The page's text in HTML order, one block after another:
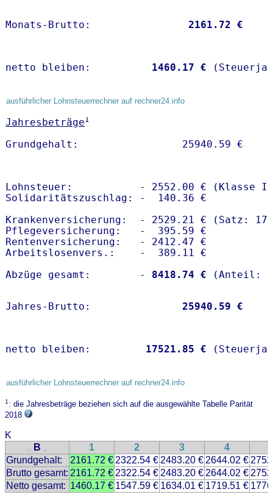
Monats-Brutto: 2161.72 €
netto bleiben: 1460.17 €
ausführlicher Lohnsteuerrechner auf rechner24.info
Jahresbeträge1
Lohnsteuer:           - 2552.00 € (Klasse I)
Solidaritätszuschlag: -  140.36 €
Krankenversicherung:  - 2529.21 € (Satz:
Pflegeversicherung:   -  395.59 €
Rentenversicherung:   - 2412.47 €
Arbeitslosenvers.:    -  389.11 €
Abzüge gesamt:        -
8418.74 €
Jahres-Brutto: 25940.59 €
netto bleiben: 17521.85 €
ausführlicher Lohnsteuerrechner auf rechner24.info
1: die Jahresbeträge beziehen sich auf die ausgewählte Tabelle Parität
2018
K
.. B .. 1 2 3 4
Grundgehalt:
2161.72 € 2322.54 € 2483.20 € 2644.02 €
Brutto gesamt: 2161.72 € 2322.54 € 2483.20 € 2644.02 €
Netto gesamt: 1460.17 € 1547.59 € 1634.01 € 1719.51 €